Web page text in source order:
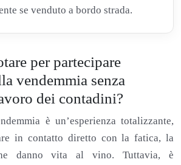
se venduto a bordo strada.
per partecipare
vendemmia senza
dei contadini?
è un’esperienza totalizzante,
in contatto diretto con la fatica, la
danno vita al vino. Tuttavia, è